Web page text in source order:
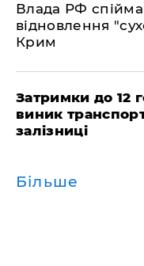
Влада РФ
відновлення
Крим
Затримки до 12
виник
залізниці
Більше